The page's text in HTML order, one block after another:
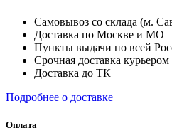
Самовывоз со склада (м.
Доставка по Москве и МО
Пункты выдачи по всей
Срочная доставка курьером
Доставка до ТК
Подробнее о доставке
Оплата